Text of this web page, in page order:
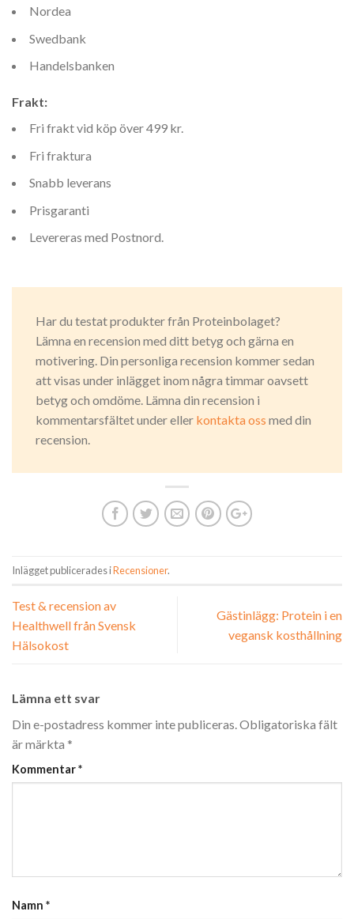
Nordea
Swedbank
Handelsbanken
Frakt:
Fri frakt vid köp över 499 kr.
Fri fraktura
Snabb leverans
Prisgaranti
Levereras med Postnord.
Har du testat produkter från Proteinbolaget?
Lämna en recension med ditt betyg och gärna en
motivering. Din personliga recension kommer sedan
att visas under inlägget inom några timmar oavsett
betyg och omdöme. Lämna din recension i
kommentarsfältet under eller kontakta oss med din
recension.
Inlägget publicerades iRecensioner.
Test & recension av
Healthwell från Svensk
Hälsokost
Gästinlägg: Protein i en
vegansk kosthållning
Lämna ett svar
Din e-postadress kommer inte publiceras. Obligatoriska fält
är märkta *
Kommentar*
Namn *